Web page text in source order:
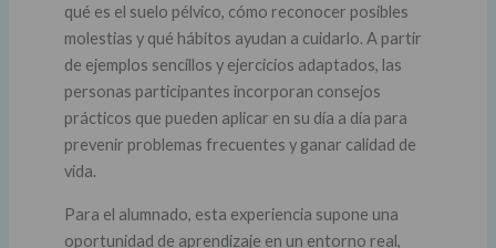
qué es el suelo pélvico, cómo reconocer posibles
molestias y qué hábitos ayudan a cuidarlo. A partir
de ejemplos sencillos y ejercicios adaptados, las
personas participantes incorporan consejos
prácticos que pueden aplicar en su día a día para
prevenir problemas frecuentes y ganar calidad de
vida.
Para el alumnado, esta experiencia supone una
oportunidad de aprendizaje en un entorno real,